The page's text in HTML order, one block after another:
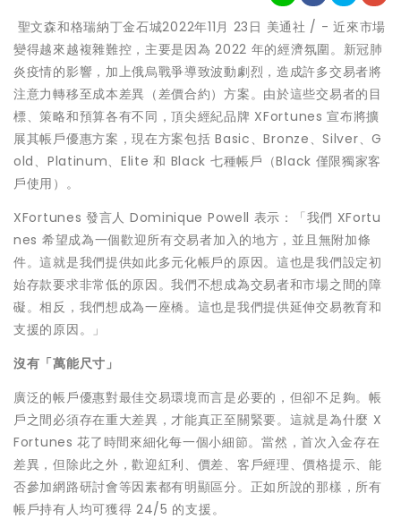
聖文森和格瑞納丁金石城2022年11月 23日 美通社 / - 近來市場
變得越來越複雜難控，主要是因為 2022 年的經濟氛圍。新冠肺
炎疫情的影響，加上俄烏戰爭導致波動劇烈，造成許多交易者將
注意力轉移至成本差異（差價合約）方案。由於這些交易者的目
標、策略和預算各有不同，頂尖經紀品牌 XFortunes 宣布將擴
展其帳戶優惠方案，現在方案包括 Basic、Bronze、Silver、G
old、Platinum、Elite 和 Black 七種帳戶（Black 僅限獨家客
戶使用）。
XFortunes 發言人 Dominique Powell 表示：「我們 XFortu
nes 希望成為一個歡迎所有交易者加入的地方，並且無附加條
件。這就是我們提供如此多元化帳戶的原因。這也是我們設定初
始存款要求非常低的原因。我們不想成為交易者和市場之間的障
礙。相反，我們想成為一座橋。這也是我們提供延伸交易教育和
支援的原因。」
沒有「萬能尺寸」
廣泛的帳戶優惠對最佳交易環境而言是必要的，但卻不足夠。帳
戶之間必須存在重大差異，才能真正至關緊要。這就是為什麼 X
Fortunes 花了時間來細化每一個小細節。當然，首次入金存在
差異，但除此之外，歡迎紅利、價差、客戶經理、價格提示、能
否參加網路研討會等因素都有明顯區分。正如所說的那樣，所有
帳戶持有人均可獲得 24/5 的支援。